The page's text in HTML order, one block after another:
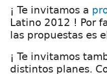
¡ Te invitamos a
Latino 2012 ! Por
las propuestas es
¡ Te invitamos
distintos planes.